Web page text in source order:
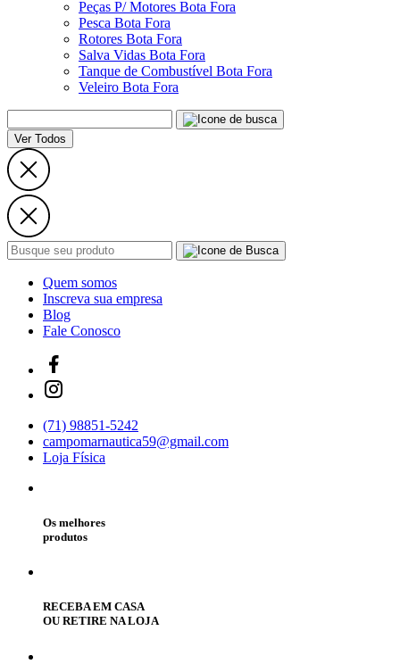
Peças P/ Motores Bota Fora
Pesca Bota Fora
Rotores Bota Fora
Salva Vidas Bota Fora
Tanque de Combustível Bota Fora
Veleiro Bota Fora
Ver Todos
Quem somos
Inscreva sua empresa
Blog
Fale Conosco
(71) 98851-5242
campomarnautica59@gmail.com
Loja Física
Os melhores
produtos
RECEBA EM CASA
OU RETIRE NA LOJA